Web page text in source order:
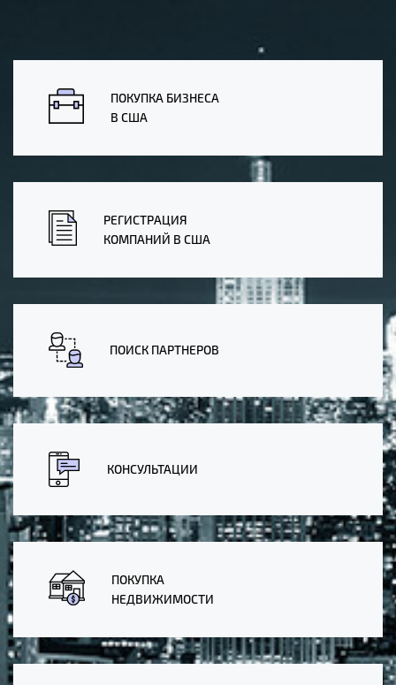
ПОКУПКА БИЗНЕСА
В США
РЕГИСТРАЦИЯ
КОМПАНИЙ В США
ПОИСК ПАРТНЕРОВ
КОНСУЛЬТАЦИИ
ПОКУПКА
НЕДВИЖИМОСТИ